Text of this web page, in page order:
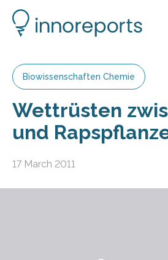
Biowissenschaften Chemie
Wettrüsten
und
17 March 2011